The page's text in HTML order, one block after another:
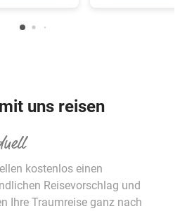
uns reisen
kostenlos einen
Reisevorschlag und
Ihre Traumreise ganz nach